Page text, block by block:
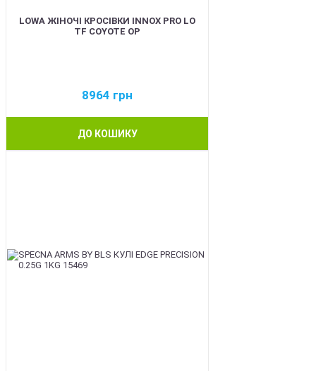
LOWA ЖІНОЧІ КРОСІВКИ INNOX PRO LO
TF COYOTE OP
8964 грн
ДО КОШИКУ